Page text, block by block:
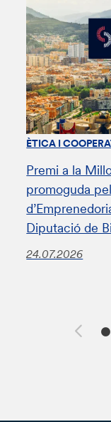
ÈTICA I
Premi a la
promoguda
Diputació de
24.07.2026